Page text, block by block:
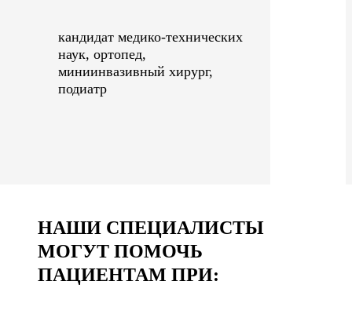
кандидат медико-технических
наук, ортопед,
миниинвазивный хирург,
подиатр
НАШИ СПЕЦИАЛИСТЫ
МОГУТ ПОМОЧЬ
ПАЦИЕНТАМ ПРИ: